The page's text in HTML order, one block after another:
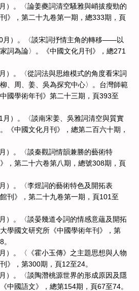
）。〈論姜夔詞清空騷雅與峭拔瘦勁的
》，第二十九卷第一期，總333期，頁
月）。〈談宋詞抒情主角的轉移——以
詞為論〉。《中國文化月刊》，總271
）。〈從詞法與思維模式的角度看宋詞
、周、姜、吳為探究中心〉。台灣師範
國學術年刊》第二十三期，頁393至
月）。〈談南宋姜、吳雅詞清空與質實
《中國文化月刊》，總第二百六十期，
）。〈談秦觀詞情韻兼勝的藝術特
，第二十六卷第八期，總號308期，頁
）。〈李煜詞的藝術特色及開拓表
刊》，第二十九卷第一期，頁101至
）。〈談晏幾道令詞的情感意蘊及開拓
學國文研究所《中國學術年刊》，第
）。〈《霍小玉傳》之主題思想與人物
》，第300期，頁12至24。
）。〈談陶潛桃源世界的形成原因及隱
中國語文》，總第154期，頁67至74。